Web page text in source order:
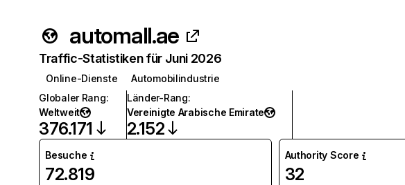
automall.ae
Traffic-Statistiken für Juni 2026
Online-Dienste
Automobilindustrie
Globaler Rang:
Weltweit
376.171
Länder-Rang:
Vereinigte Arabische Emirate
2.152
Besuche
72.819
Authority Score
32